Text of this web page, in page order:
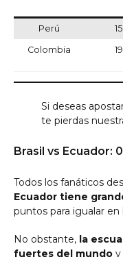
Perú 15
Colombia 19
Si deseas
te pierdas
Brasil vs Ecuador:
Todos los fanáticos
Ecuador tiene
puntos para igualar en
No obstante, la
fuertes del mundo y